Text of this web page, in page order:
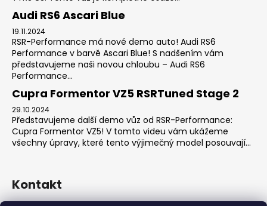
Audi RS6 Ascari Blue
19.11.2024
RSR-Performance má nové demo auto! Audi RS6
Performance v barvě Ascari Blue! S nadšením vám
představujeme naši novou chloubu – Audi RS6
Performance...
Cupra Formentor VZ5 RSRTuned Stage 2
29.10.2024
Představujeme další demo vůz od RSR-Performance:
Cupra Formentor VZ5! V tomto videu vám ukážeme
všechny úpravy, které tento výjimečný model posouvají...
Kontakt